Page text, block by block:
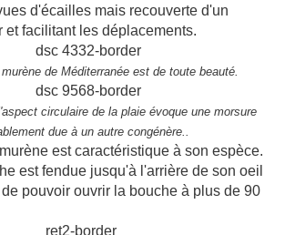
d'écailles mais recouverte d'un
et facilitant les déplacements.
de Méditerranée est de toute beauté.
circulaire de la plaie évoque une morsure
due à un autre congénère..
est caractéristique à son espèce.
est fendue jusqu'à l'arrière de son oeil
pouvoir ouvrir la bouche à plus de 90